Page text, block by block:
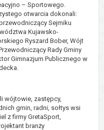
– Sportowego.
otwarcia dokonali:
Sejmiku
Kujawsko-
Ryszard Bober, Wójt
Rady Gminy
Gimnazjum Publicznego w
wójtowie, zastępcy,
gmin, radni, sołtys wsi
z firmy GretaSport,
branży